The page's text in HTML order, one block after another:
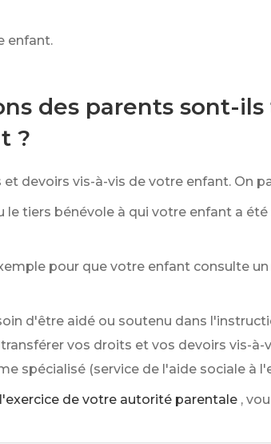
enfant.
des parents sont-
?
devoirs vis-à-vis de votre enfant. On
le tiers bénévole à qui votre enfant a
pour que votre enfant consulte
d'être aidé ou soutenu dans
vos droits et vos devoirs vis-
spécialisé (service de l'aide sociale à
de votre autorité parentale ,